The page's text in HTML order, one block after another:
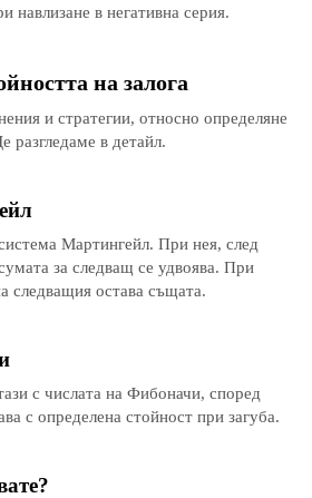
навлизане в негативна серия.
на залога
и стратегии, относно определяне
разгледаме в детайл.
Мартингейл. При нея, след
за следващ се удвоява. При
следващия остава същата.
с числата на Фибоначи, според
с определена стойност при загуба.